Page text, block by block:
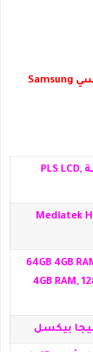
سعر ومواصفات سامسونج جالاكسي Samsung
6.4 بوصة PLS LCD,
Mediatek
64GB 4GB
4GB RAM,